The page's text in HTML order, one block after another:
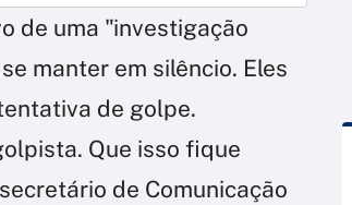
de uma "investigação
manter em silêncio. Eles
de golpe.
Que isso fique
de Comunicação